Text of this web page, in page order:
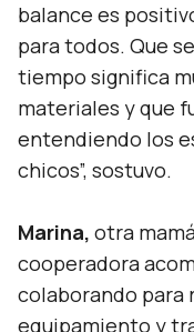
balance es
para todos. Que
tiempo significa
materiales y que
entendiendo los
chicos”, sostuvo.
Marina, otra
cooperadora
colaborando para
equipamiento y